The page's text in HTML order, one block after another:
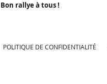
Bon rallye à tous !
POLITIQUE DE CONFIDENTIALITÉ